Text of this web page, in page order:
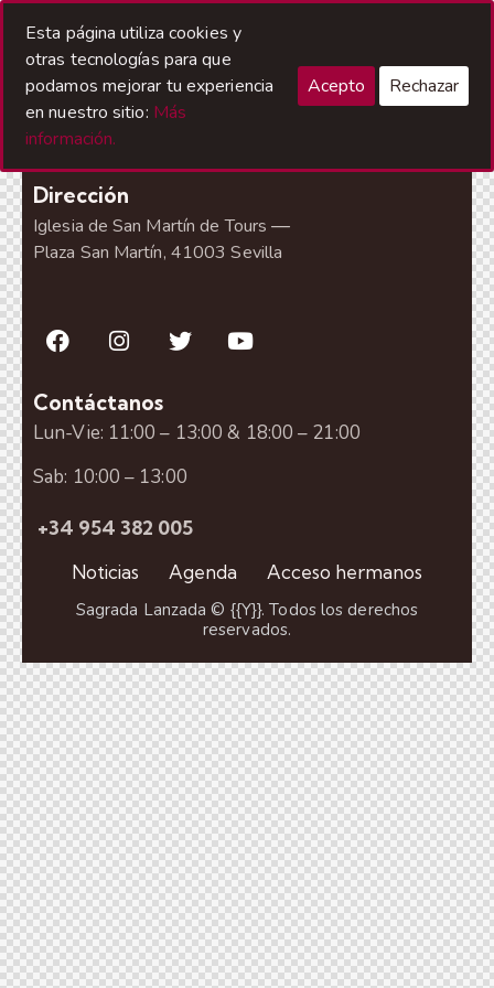
¿Dónde estamos?
Descubre cómo, dónde y cuándo ¡Estamos en San
Martín!
Dirección
Iglesia de San Martín de Tours—
Plaza San Martín, 41003 Sevilla
Contáctanos
Lun-Vie: 11:00 – 13:00 & 18:00 – 21:00
Sab: 10:00 – 13:00
+34 954 382 005
Noticias Agenda Acceso hermanos
Sagrada Lanzada © {{Y}}. Todos los derechos
reservados.
Esta página utiliza cookies y
otras tecnologías para que
podamos mejorar tu experiencia
en nuestro sitio: Más
información.
Acepto Rechazar